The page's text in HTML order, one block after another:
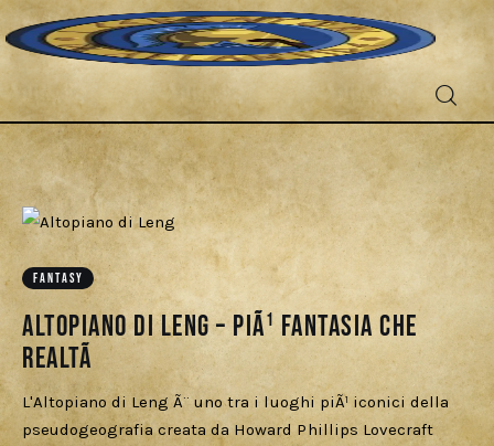
Fantascienza
Fantasy
Games
Recensioni
FANTASY
Altopiano di Leng – PiÃ¹ fantasia che
realtÃ
L'Altopiano di Leng Ã¨ uno tra i luoghi piÃ¹ iconici della
pseudogeografia creata da Howard Phillips Lovecraft